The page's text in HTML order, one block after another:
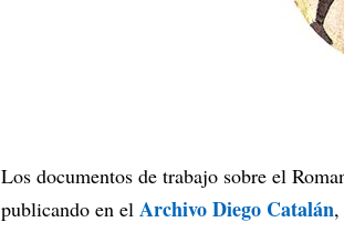
Los documentos de trabajo sobre el
publicando en el Archivo Diego Catalán